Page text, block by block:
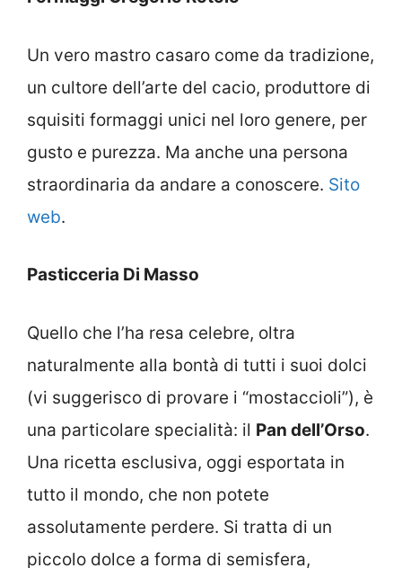
Un vero mastro casaro come da tradizione,
un cultore dell’arte del cacio, produttore di
squisiti formaggi unici nel loro genere, per
gusto e purezza. Ma anche una persona
straordinaria da andare a conoscere. Sito
web.
Pasticceria Di Masso
Quello che l’ha resa celebre, oltra
naturalmente alla bontà di tutti i suoi dolci
(vi suggerisco di provare i “mostaccioli”), è
una particolare specialità: il Pan dell’Orso.
Una ricetta esclusiva, oggi esportata in
tutto il mondo, che non potete
assolutamente perdere. Si tratta di un
piccolo dolce a forma di semisfera,